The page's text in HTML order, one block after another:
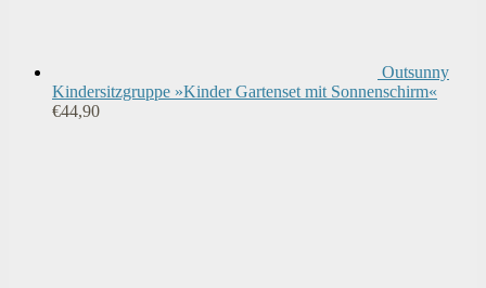
Outsunny
Kindersitzgruppe »Kinder Gartenset mit Sonnenschirm«
€44,90